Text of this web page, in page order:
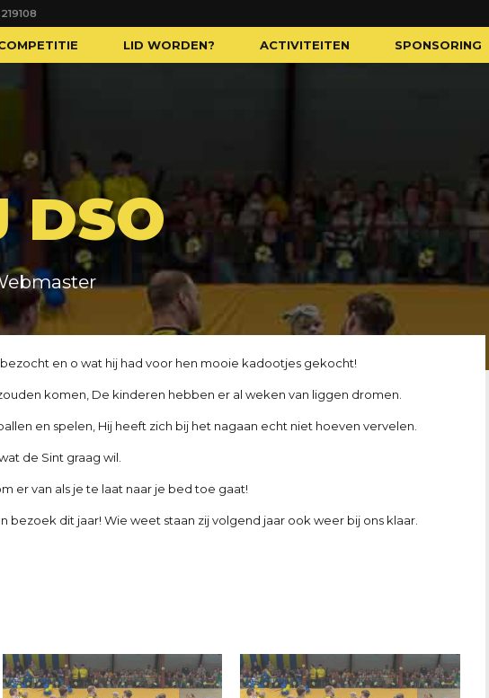
LID WORDEN? ACTIVITEITEN SPONSORING
DSO
en o wat hij had voor hen mooie kadootjes gekocht!
komen, De kinderen hebben er al weken van liggen dromen.
en spelen, Hij heeft zich bij het nagaan echt niet hoeven vervelen.
de Sint graag wil.
er van als je te laat naar je bed toe gaat!
bezoek dit jaar! Wie weet staan zij volgend jaar ook weer bij ons klaar.